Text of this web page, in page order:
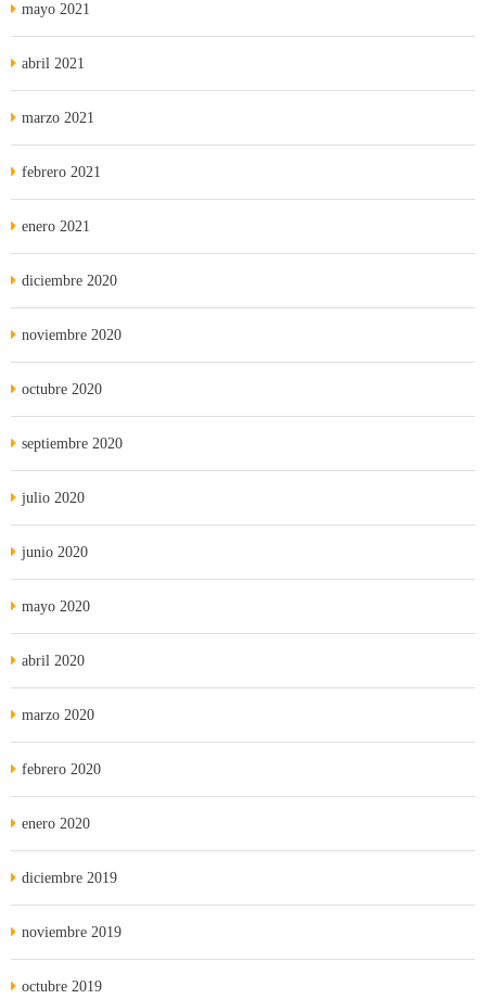
mayo 2021
abril 2021
marzo 2021
febrero 2021
enero 2021
diciembre 2020
noviembre 2020
octubre 2020
septiembre 2020
julio 2020
junio 2020
mayo 2020
abril 2020
marzo 2020
febrero 2020
enero 2020
diciembre 2019
noviembre 2019
octubre 2019